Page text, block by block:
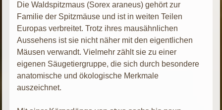
Die Waldspitzmaus (Sorex araneus) gehört zur
Familie der Spitzmäuse und ist in weiten Teilen
Europas verbreitet. Trotz ihres mausähnlichen
Aussehens ist sie nicht näher mit den eigentlichen
Mäusen verwandt. Vielmehr zählt sie zu einer
eigenen Säugetiergruppe, die sich durch besondere
anatomische und ökologische Merkmale
auszeichnet.